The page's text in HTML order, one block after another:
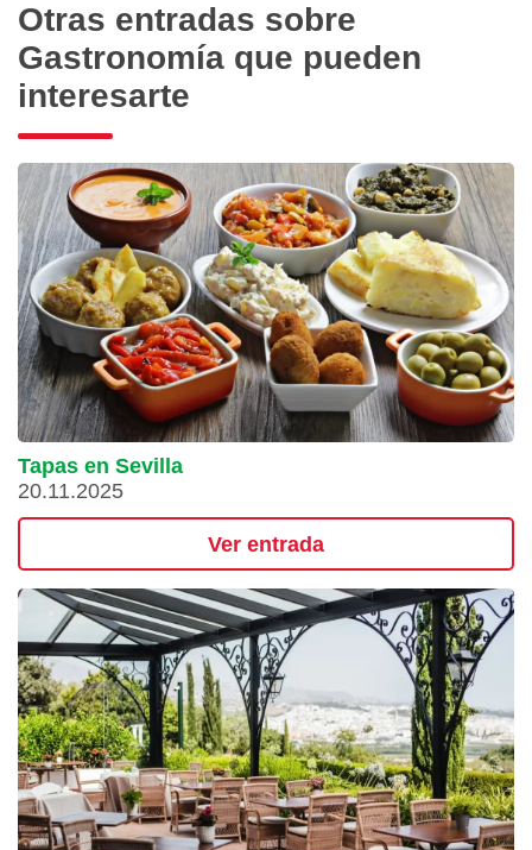
Otras entradas sobre
Gastronomía que pueden
interesarte
Tapas en Sevilla
20.11.2025
Ver entrada